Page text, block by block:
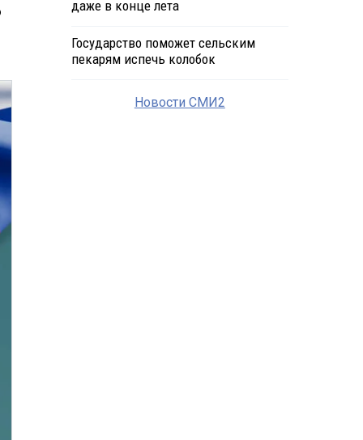
даже в конце лета
Государство поможет сельским
пекарям испечь колобок
Новости СМИ2